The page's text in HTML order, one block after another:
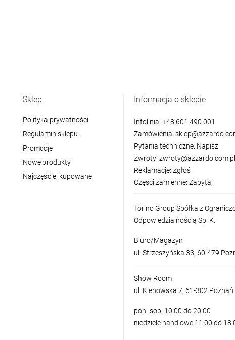
Sklep
Polityka prywatności
Regulamin sklepu
Promocje
Nowe produkty
Najczęściej kupowane
Informacja o sklepie
Infolinia: +48 601 490 001
Zamówienia:
Pytania techniczne: Napisz
Zwroty: zwroty@azzardo.com.pl
Reklamacje: Zgłoś
Części zamienne: Zapytaj
Torino Group Spółka z
Odpowiedzialnością Sp. K.
Biuro/Magazyn
ul. Strzeszyńska 33, 60-479
Show Room
ul. Klenowska 7, 61-302 Poznań
pon.-sob. 10:00 do 20:00
niedziele handlowe 11:00 do